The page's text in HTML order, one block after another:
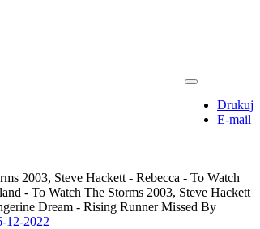
Drukuj
E-mail
2003, Steve Hackett - Rebecca - To Watch
- To Watch The Storms 2003, Steve Hackett
Dream - Rising Runner Missed By
12-2022